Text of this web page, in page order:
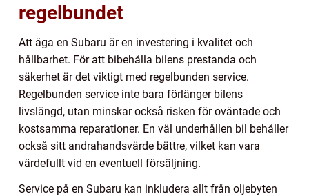
regelbundet
Att äga en Subaru är en investering i kvalitet och
hållbarhet. För att bibehålla bilens prestanda och
säkerhet är det viktigt med regelbunden service.
Regelbunden service inte bara förlänger bilens
livslängd, utan minskar också risken för oväntade och
kostsamma reparationer. En väl underhållen bil behåller
också sitt andrahandsvärde bättre, vilket kan vara
värdefullt vid en eventuell försäljning.
Service på en Subaru kan inkludera allt från oljebyten